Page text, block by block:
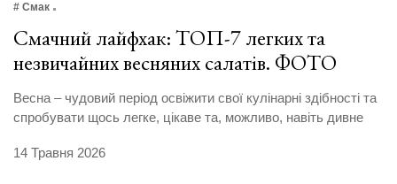
# Смак
Смачний лайфхак: ТОП-7 легких та
незвичайних весняних салатів. ФОТО
Весна – чудовий період освіжити свої кулінарні здібності та
спробувати щось легке, цікаве та, можливо, навіть дивне
14 Травня 2026